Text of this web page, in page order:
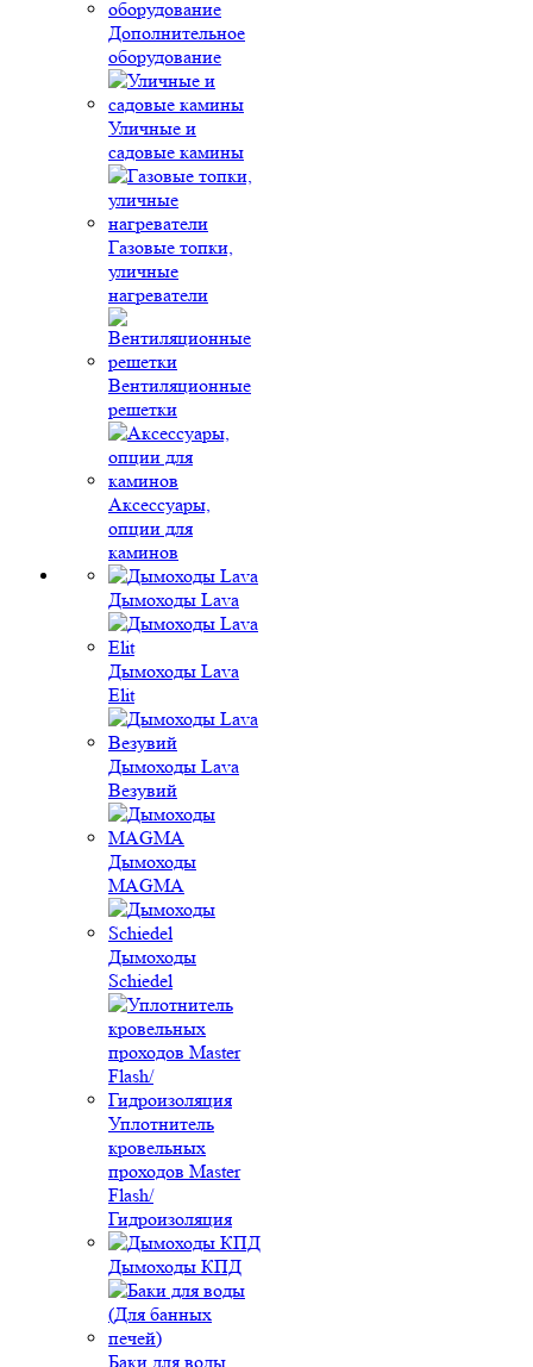
Дополнительное
оборудование
Уличные и
садовые камины
Газовые топки,
уличные
нагреватели
Вентиляционные
решетки
Аксессуары,
опции для
каминов
Дымоходы Lava
Дымоходы Lava
Elit
Дымоходы Lava
Везувий
Дымоходы
MAGMA
Дымоходы
Schiedel
Уплотнитель
кровельных
проходов Master
Flash/
Гидроизоляция
Дымоходы КПД
Баки для воды